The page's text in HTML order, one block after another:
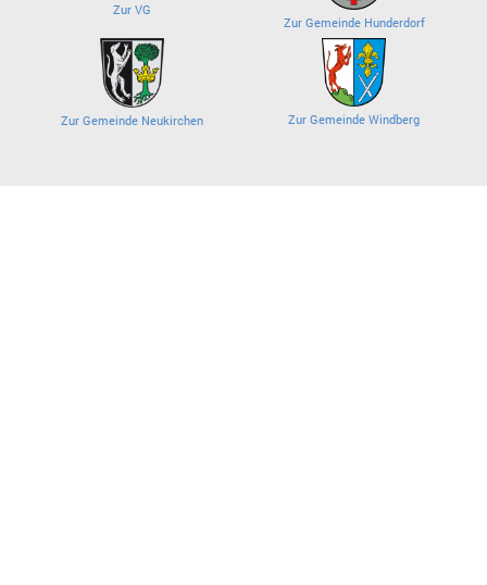
Zur VG
Zur Gemeinde Hunderdorf
Zur Gemeinde Neukirchen Zur Gemeinde Windberg